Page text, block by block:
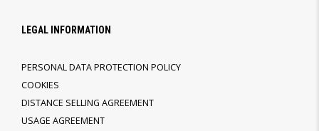
LEGAL INFORMATION
PERSONAL DATA PROTECTION POLICY
COOKIES
DISTANCE SELLING AGREEMENT
USAGE AGREEMENT